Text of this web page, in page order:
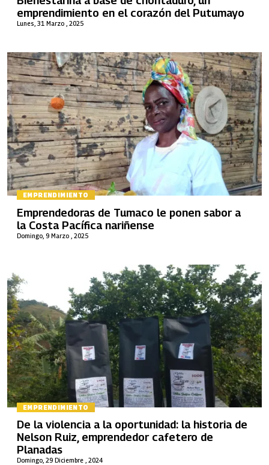
Lunes, 31 Marzo , 2025
emprendimiento en el corazón del Putumayo
EMPRENDIMIENTO
Domingo, 9 Marzo , 2025
Emprendedoras de Tumaco le ponen sabor a
la Costa Pacífica nariñense
EMPRENDIMIENTO
Domingo, 29 Diciembre , 2024
De la violencia a la oportunidad: la historia de
Nelson Ruiz, emprendedor cafetero de
Planadas